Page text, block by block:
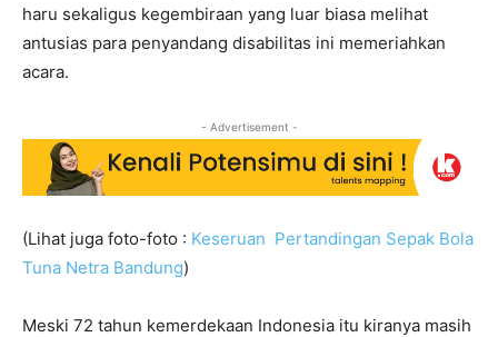
haru sekaligus kegembiraan yang luar biasa melihat
antusias para penyandang disabilitas ini memeriahkan
acara.
- Advertisement -
(Lihat juga foto-foto : Keseruan Pertandingan Sepak Bola
Tuna Netra Bandung)
Meski 72 tahun kemerdekaan Indonesia itu kiranya masih